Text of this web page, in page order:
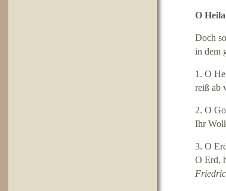
O
Doch
in dem
1. O
reiß ab
2. O
Ihr
3. O
O Erd,